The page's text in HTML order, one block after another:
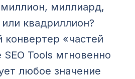
миллиард,
квадриллион?
конвертер «частей
SEO Tools мгновенно
любое значение